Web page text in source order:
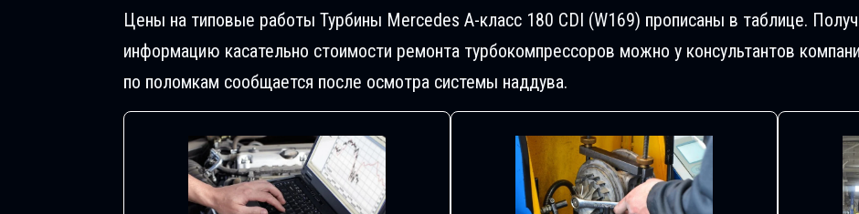
Цены на типовые работы Турбины Mercedes A-класс 180 CDI (W169) прописаны в таблице.
информацию касательно стоимости ремонта турбокомпрессоров можно у консультантов
по поломкам сообщается после осмотра системы наддува.